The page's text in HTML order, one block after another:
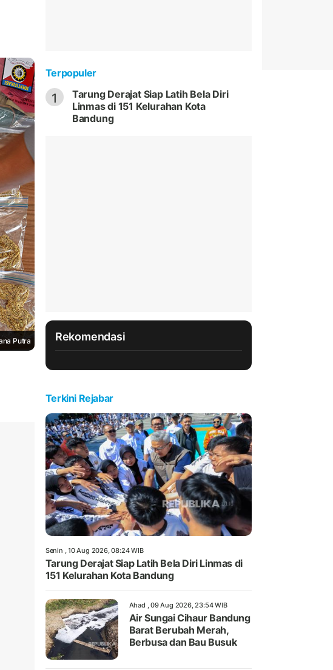
Putra
Terpopuler
1
Tarung Derajat Siap Latih Bela Diri
Linmas di 151 Kelurahan Kota
Bandung
Rekomendasi
Terkini Rejabar
Senin , 10 Aug 2026, 08:24 WIB
Tarung Derajat Siap Latih Bela Diri Linmas di
151 Kelurahan Kota Bandung
Ahad , 09 Aug 2026, 23:54 WIB
Air Sungai Cihaur Bandung
Barat Berubah Merah,
Berbusa dan Bau Busuk